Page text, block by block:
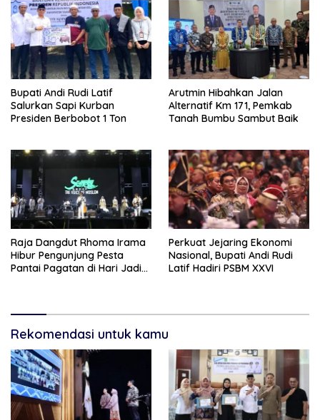
Bupati Andi Rudi Latif
Salurkan Sapi Kurban
Presiden Berbobot 1 Ton
Arutmin Hibahkan Jalan
Alternatif Km 171, Pemkab
Tanah Bumbu Sambut Baik
Raja Dangdut Rhoma Irama
Hibur Pengunjung Pesta
Pantai Pagatan di Hari Jadi
Perkuat Jejaring Ekonomi
Nasional, Bupati Andi Rudi
Latif Hadiri PSBM XXVI
Rekomendasi untuk kamu